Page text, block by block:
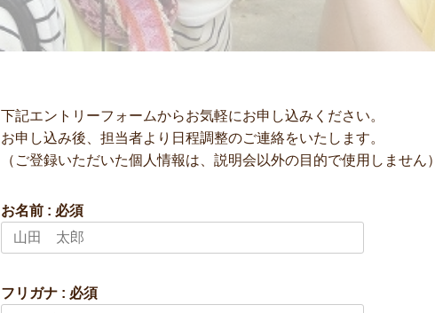
下記エントリーフォームからお気軽にお申し込みください。
お申し込み後、担当者より日程調整のご連絡をいたします。
（ご登録いただいた個人情報は、説明会以外の目的で使用しません）
お名前 : 必須
フリガナ : 必須